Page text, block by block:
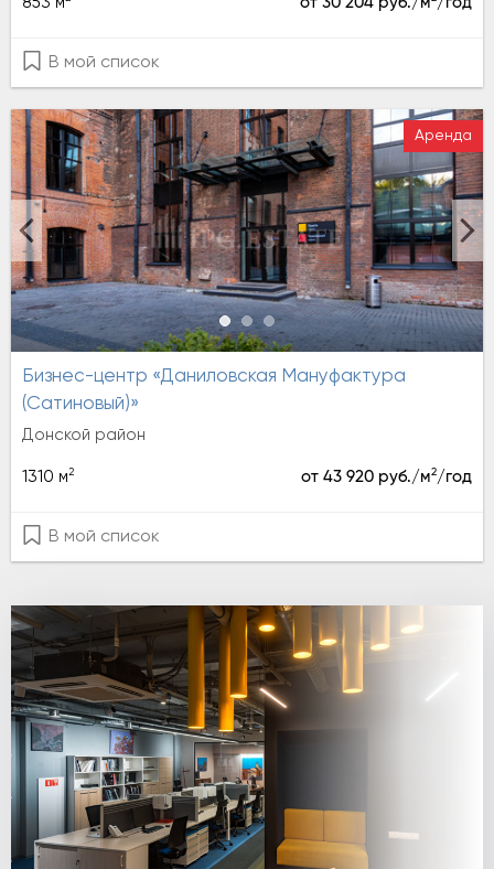
В мой список
Аренда
Бизнес-центр «Даниловская Мануфактура
(Сатиновый)»
Донской район
1310 м2 от 43 920 руб./м2/год
В мой список